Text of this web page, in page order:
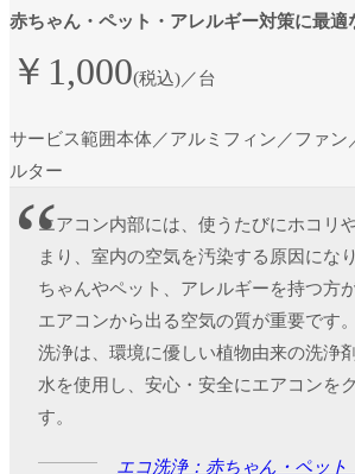
赤ちゃん・ペット・アレルギー対策に最適
￥1,000(税込)／台
サービス範囲本体／アルミフィン／ファン
ルター
エアコン内部には、使うたびにホコリ
まり、室内の空気を汚染する原因にな
ちゃんやペット、アレルギーを持つ方
エアコンから出る空気の質が重要です
洗浄は、環境に優しい植物由来の洗浄
水を使用し、安心・安全にエアコンを
す。
エコ洗浄：赤ちゃん・ペット